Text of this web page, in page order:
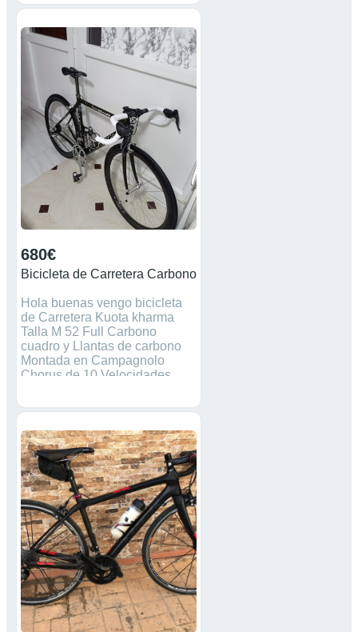
680€
Bicicleta de Carretera Carbono
Hola buenas vengo bicicleta
de Carretera Kuota kharma
Talla M 52 Full Carbono
cuadro y Llantas de carbono
Montada en Campagnolo
Chorus de 10 Velocidades
carbono muy Ligera está en
precio muy poco negociable
cinta de manillar cambiada
Solo recogida en Mano .